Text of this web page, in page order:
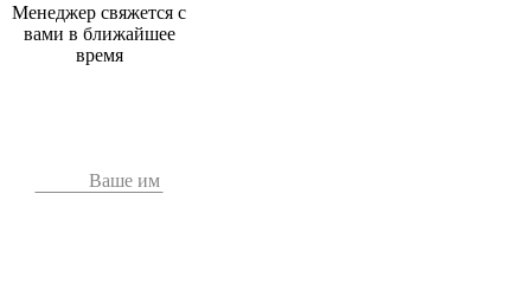
Менеджер свяжется с
вами в ближайшее
время